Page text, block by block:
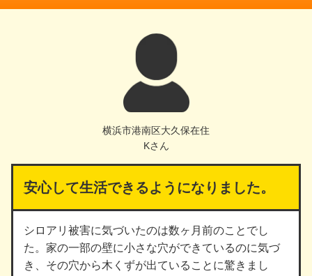
横浜市港南区大久保在住
Kさん
安心して生活できるようになりました。
シロアリ被害に気づいたのは数ヶ月前のことでし
た。家の一部の壁に小さな穴ができているのに気づ
き、その穴から木くずが出ていることに驚きまし